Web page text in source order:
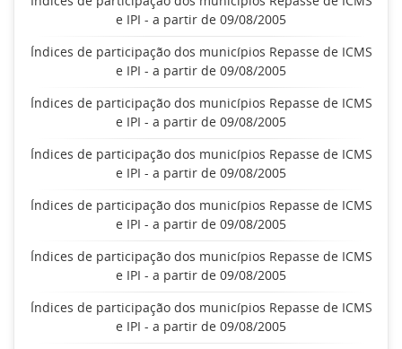
e IPI - a partir de 09/08/2005
Índices de participação dos municípios Repasse de ICMS
e IPI - a partir de 09/08/2005
Índices de participação dos municípios Repasse de ICMS
e IPI - a partir de 09/08/2005
Índices de participação dos municípios Repasse de ICMS
e IPI - a partir de 09/08/2005
Índices de participação dos municípios Repasse de ICMS
e IPI - a partir de 09/08/2005
Índices de participação dos municípios Repasse de ICMS
e IPI - a partir de 09/08/2005
Índices de participação dos municípios Repasse de ICMS
e IPI - a partir de 09/08/2005